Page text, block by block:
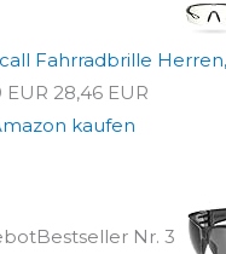
Fahrradbrille
EUR 28,46 EUR
kaufen
Bestseller Nr. 3